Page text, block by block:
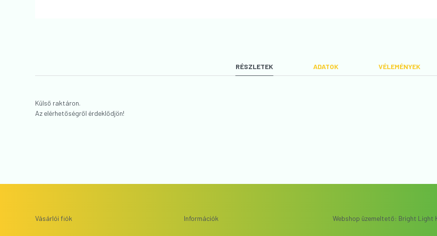
RÉSZLETEK ADATOK VÉLEMÉNYEK
Külső raktáron.
Az elérhetőségről érdeklődjön!
Vásárlói fiók Információk Webshop üzemeltető: Bright Light